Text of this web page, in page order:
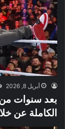
أبريل 8, 2026
بعد سنوات
الكاملة عن